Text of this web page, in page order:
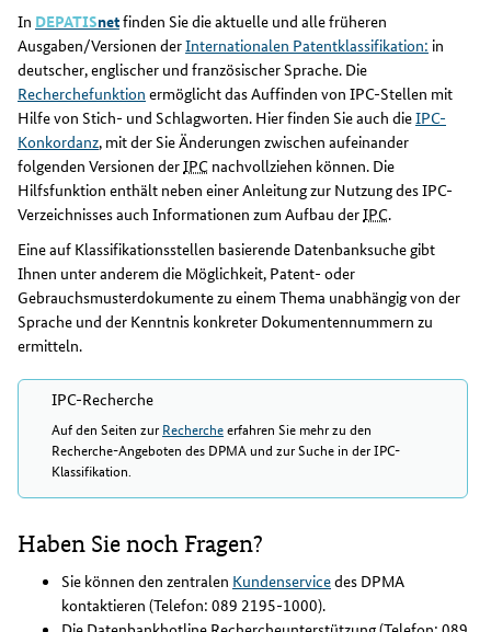
In DEPATISnetfinden Sie die aktuelle und alle früheren
Ausgaben/Versionen derInternationalen Patentklassifikation: in
deutscher, englischer und französischer Sprache. Die
Recherchefunktion ermöglicht das Auffinden von IPC-Stellen mit
Hilfe von Stich- und Schlagworten. Hier finden Sie auch dieIPC-
Konkordanz, mit der Sie Änderungen zwischen aufeinander
folgenden Versionen derIPC nachvollziehen können. Die
Hilfsfunktion enthält neben einer Anleitung zur Nutzung des IPC-
Verzeichnisses auch Informationen zum Aufbau derIPC.
Eine auf Klassifikationsstellen basierende Datenbanksuche gibt
Ihnen unter anderem die Möglichkeit, Patent- oder
Gebrauchsmusterdokumente zu einem Thema unabhängig von der
Sprache und der Kenntnis konkreter Dokumentennummern zu
ermitteln.
IPC-Recherche
Auf den Seiten zur Rechercheerfahren Sie mehr zu den
Recherche-Angeboten des DPMA und zur Suche in der IPC-
Klassifikation.
Haben Sie noch Fragen?
Sie können den zentralen Kundenservicedes DPMA
kontaktieren (Telefon: 089 2195-1000).